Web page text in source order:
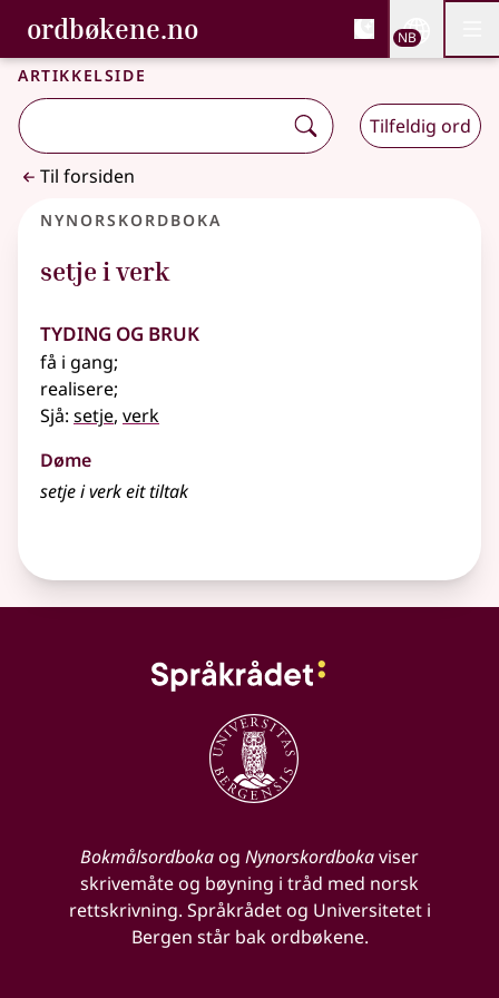
Gå til hovedinnhold
Tilgjengelighet
ordbøkene.no, Bokmålsordboka og
Bokmålsordboka og Nynorskordboka
NB
Artikkelside
Tilfeldig ord
Til forsiden
Nynorskordboka
setje i verk
Tyding og bruk
få i gang;
realisere;
Sjå: setje, verk
Døme
setje i verk eit tiltak
Bokmålsordbokaog Nynorskordbokaviser
skrivemåte og bøyning i tråd med norsk
rettskrivning. Språkrådet og Universitetet i
Bergen står bak ordbøkene.